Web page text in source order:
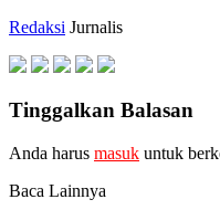
Redaksi Jurnalis
Tinggalkan Balasan
Anda harus masuk untuk
Baca Lainnya